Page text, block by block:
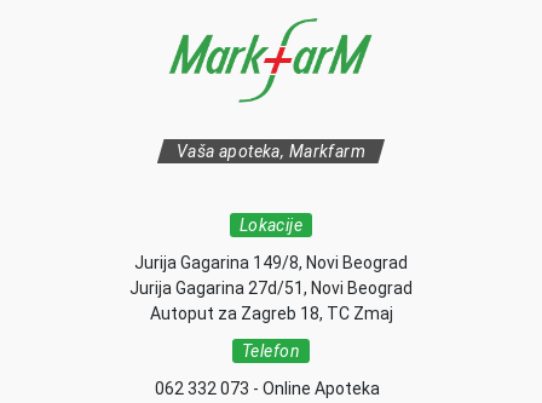
Vaša apoteka, Markfarm
Lokacije
Jurija Gagarina 149/8, Novi Beograd
Jurija Gagarina 27d/51, Novi Beograd
Autoput za Zagreb 18, TC Zmaj
Telefon
062 332 073 - Online Apoteka